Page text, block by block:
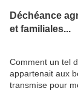
Déchéance
et familiales...
Comment un tel
appartenait aux
transmise pour